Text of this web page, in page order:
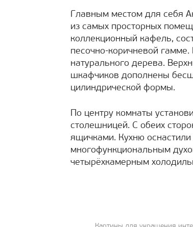
Главным местом для себя
из самых просторных
коллекционный кафель,
песочно-коричневой
натурального дерева.
шкафчиков дополнены
цилиндрической формы.
По центру комнаты
столешницей. С обеих
ящичками. Кухню
многофункциональным
четырёхкамерным